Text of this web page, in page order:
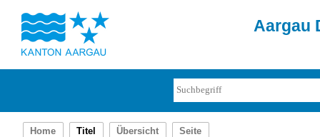
Aargau
Home Titel Übersicht Seite